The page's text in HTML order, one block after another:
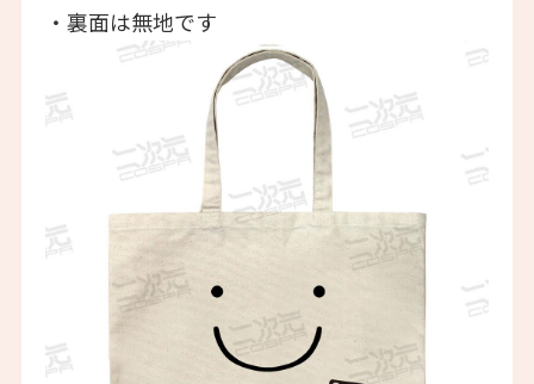
・裏面は無地です